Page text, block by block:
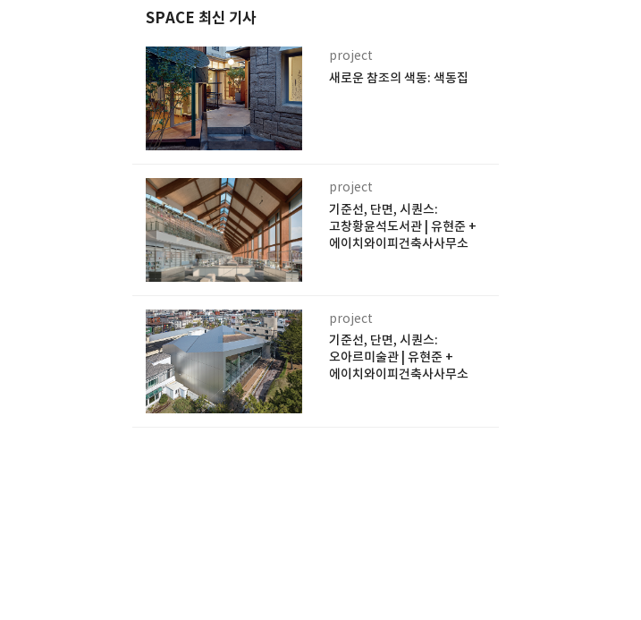
SPACE 최신 기사
project
새로운 참조의 색동: 색동집
project
기준선, 단면, 시퀀스:
고창황윤석도서관 | 유현준 +
에이치와이피건축사사무소
project
기준선, 단면, 시퀀스:
오아르미술관 | 유현준 +
에이치와이피건축사사무소